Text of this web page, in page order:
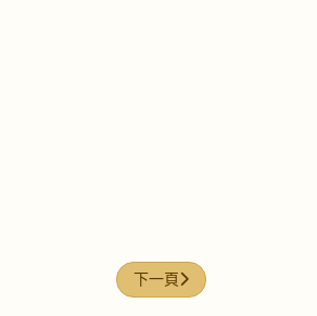
下一篇文章: 瑤柱絲
下一頁